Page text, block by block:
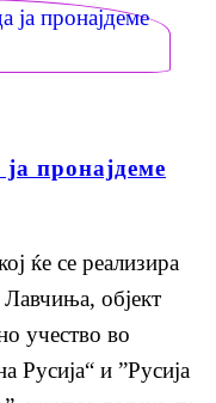
ја пронајдеме
ќе се реализира
Лавчиња, објект
учество во
Русија“ и ”Русија